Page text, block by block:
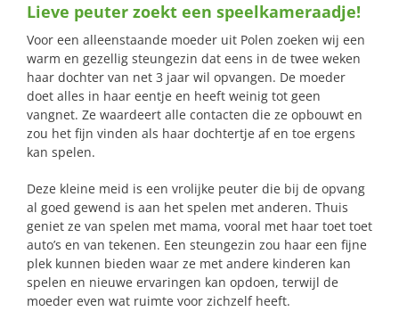
naar:
Lieve peuter zoekt een speelkameraadje!
Voor een alleenstaande moeder uit Polen zoeken wij een
warm en gezellig steungezin dat eens in de twee weken
haar dochter van net 3 jaar wil opvangen. De moeder
doet alles in haar eentje en heeft weinig tot geen
vangnet. Ze waardeert alle contacten die ze opbouwt en
zou het fijn vinden als haar dochtertje af en toe ergens
kan spelen.
Deze kleine meid is een vrolijke peuter die bij de opvang
al goed gewend is aan het spelen met anderen. Thuis
geniet ze van spelen met mama, vooral met haar toet toet
auto’s en van tekenen. Een steungezin zou haar een fijne
plek kunnen bieden waar ze met andere kinderen kan
spelen en nieuwe ervaringen kan opdoen, terwijl de
moeder even wat ruimte voor zichzelf heeft.